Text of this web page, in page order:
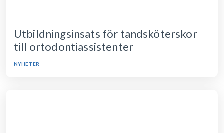
Utbildningsinsats för tandsköterskor
till ortodontiassistenter
NYHETER